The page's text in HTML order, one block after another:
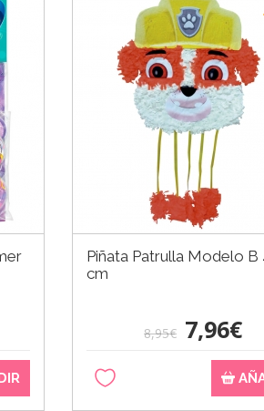
Piñata Patrulla Modelo B
cm
8,95€ 7,96€